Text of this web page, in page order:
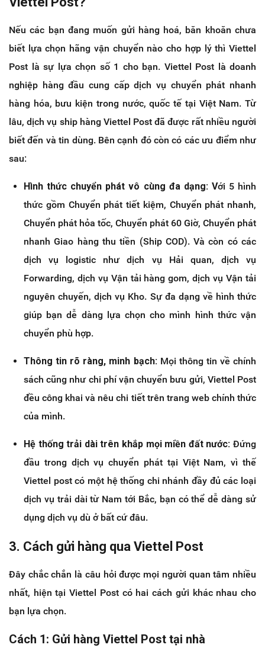
Nếu các bạn đang muốn gửi hàng hoá, băn khoăn chưa
biết lựa chọn hãng vận chuyển nào cho hợp lý thì Viettel
Post là sự lựa chọn số 1 cho bạn. Viettel Post là doanh
nghiệp hàng đầu cung cấp dịch vụ chuyển phát nhanh
hàng hóa, bưu kiện trong nước, quốc tế tại Việt Nam. Từ
lâu, dịch vụ ship hàng Viettel Post đã được rất nhiều người
biết đến và tin dùng. Bên cạnh đó còn có các ưu điểm như
sau:
Hình thức chuyển phát vô cùng đa dạng: Với 5 hình
thức gồm Chuyển phát tiết kiệm, Chuyển phát nhanh,
Chuyển phát hỏa tốc, Chuyển phát 60 Giờ, Chuyển phát
nhanh Giao hàng thu tiền (Ship COD). Và còn có các
dịch vụ logistic như dịch vụ Hải quan, dịch vụ
Forwarding, dịch vụ Vận tải hàng gom, dịch vụ Vận tải
nguyên chuyến, dịch vụ Kho. Sự đa dạng về hình thức
giúp bạn dễ dàng lựa chọn cho mình hình thức vận
chuyển phù hợp.
Thông tin rõ ràng, minh bạch:Mọi thông tin về chính
sách cũng như chi phí vận chuyển bưu gửi, Viettel Post
đều công khai và nêu chi tiết trên trang web chính thức
của mình.
Hệ thống trải dài trên khắp mọi miền đất nước: Đứng
đầu trong dịch vụ chuyển phát tại Việt Nam, vì thế
Viettel post có một hệ thống chi nhánh đầy đủ các loại
dịch vụ trải dài từ Nam tới Bắc, bạn có thể dễ dàng sử
dụng dịch vụ dù ở bất cứ đâu.
3. Cách gửi hàng qua Viettel Post
Đây chắc chắn là câu hỏi được mọi người quan tâm nhiều
nhất, hiện tại Viettel Post có hai cách gửi khác nhau cho
bạn lựa chọn.
Cách 1: Gửi hàng Viettel Post tại nhà